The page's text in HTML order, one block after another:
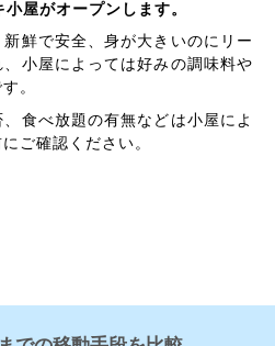
屋がオープンします。
鮮で安全、身が大きいのにリー
小屋によっては好みの調味料や
。
食べ放題の有無などは小屋によ
ご確認ください。